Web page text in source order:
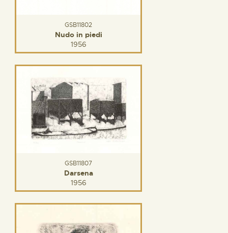
GSB11802
Nudo in piedi
1956
GSB11807
Darsena
1956